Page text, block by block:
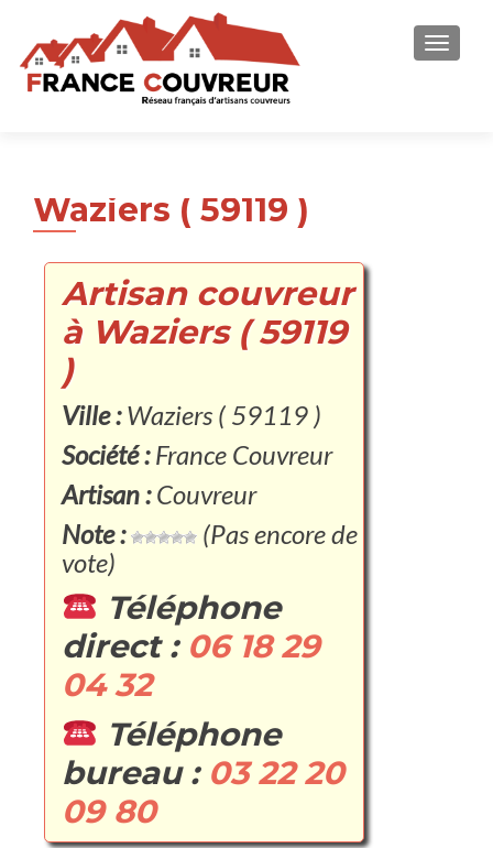
Waziers ( 59119 )
Artisan couvreur
à Waziers ( 59119
)
Ville :Waziers ( 59119 )
Société :France Couvreur
Artisan :Couvreur
Note :
(Pas encore de
vote)
Téléphone
direct : 06 18 29
04 32
Téléphone
bureau : 03 22 20
09 80